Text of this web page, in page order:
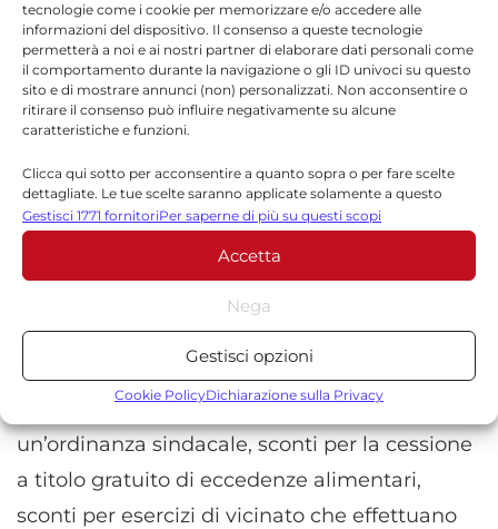
tecnologie come i cookie per memorizzare e/o accedere alle
informazioni del dispositivo. Il consenso a queste tecnologie
permetterà a noi e ai nostri partner di elaborare dati personali come
il comportamento durante la navigazione o gli ID univoci su questo
sito e di mostrare annunci (non) personalizzati. Non acconsentire o
ritirare il consenso può influire negativamente su alcune
caratteristiche e funzioni.
Clicca qui sotto per acconsentire a quanto sopra o per fare scelte
dettagliate. Le tue scelte saranno applicate solamente a questo
sito. È possibile modificare le impostazioni in qualsiasi momento,
compreso il ritiro del consenso, utilizzando i pulsanti della Cookie
Policy o cliccando sul pulsante di gestione del consenso nella parte
inferiore dello schermo.
Statistiche
Archiviare informazioni su dispositivo e/o accedervi, Misurare le
prestazioni degli annunci, Misurare le prestazioni dei contenuti,
combinazione di dati provenienti da fonti diverse.
Marketing
Gestisci 1771 fornitoriPer saperne di più su questi scopi
Accetta
Nega
Gestisci opzioni
Cookie PolicyDichiarazione sulla Privacy
quest’anno ci si mantiene sulla media dei
primi due mesi, 68% netto , la Tari del 2020
potrebbe diminuire di circa di 1 milione di €
che potrebbe arrivare anche a 1,5 milioni di €
d’appalto”. Conti affronta poi il fatto che non ci
sia alcuna misura tariffaria a sostegno della
riduzione dei rifiuti e dell’economia circolare, e
spiega “sarebbe stato opportuno prevedere
sconti per gli esercizi commerciali che si
convertono al Plastic Free vista l’emergenza
plastica, a questo proposito è necessaria
un’ordinanza sindacale, sconti per la cessione
a titolo gratuito di eccedenze alimentari,
sconti per esercizi di vicinato che effettuano